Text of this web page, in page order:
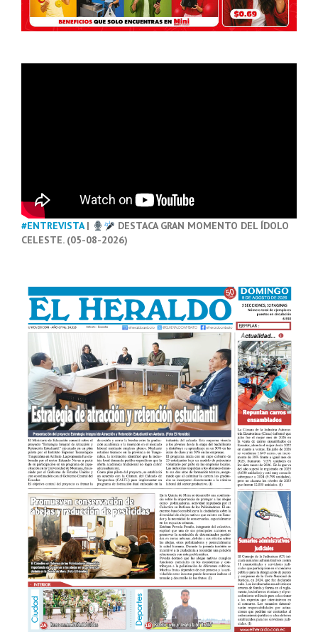
#ENTREVISTA|
DESTACA GRAN MOMENTO DEL ÍDOLO
CELESTE. (05-08-2026)